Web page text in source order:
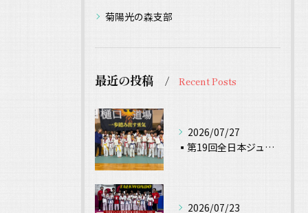
菊陽光の森支部
最近の投稿 Recent Posts
2026/07/27
▪️第19回全日本ジュニアテコンドー選手権 試合結果▪️
2026/07/23